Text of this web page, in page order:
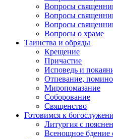
Вопросы
Вопросы
Вопросы
Вопросы о храме
Таинства и обряды
Крещение
Причастие
Исповедь и
Отпевание,
Миропомазание
Соборование
Священство
Готовимся к
Литургия с
Всенощное бдение